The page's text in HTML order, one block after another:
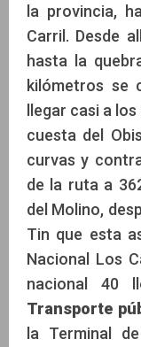
la provincia,
Carril. Desde
hasta la
kilómetros se
llegar casi a
cuesta del
curvas y
de la ruta a
del Molino,
Tin que esta
Nacional Los
nacional 40
Transporte
la Terminal